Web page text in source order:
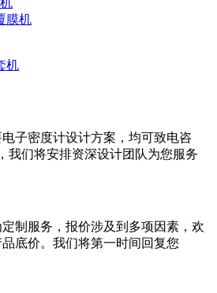
膜机
机
子密度计设计方案，均可致电咨
我们将安排资深设计团队为您服务
制服务，报价涉及到多项因素，欢
底价。我们将第一时间回复您